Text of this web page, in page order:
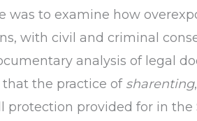
was to examine how
with civil and criminal
analysis of legal
the practice of sharenting
protection provided for in